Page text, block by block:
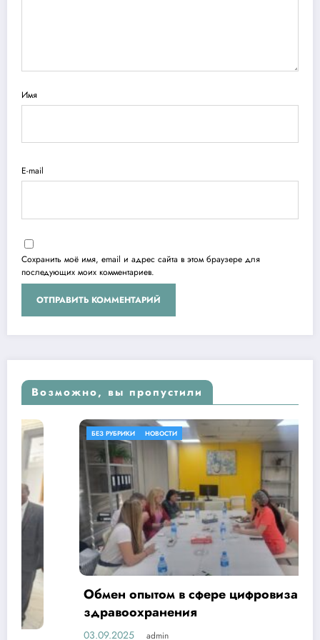
Имя
E-mail
Сохранить моё имя, email и адрес сайта в этом браузере для
последующих моих комментариев.
Возможно, вы пропустили
НОВОСТИ
Обмен опытом в сфере цифровизации
здравоохранения
admin